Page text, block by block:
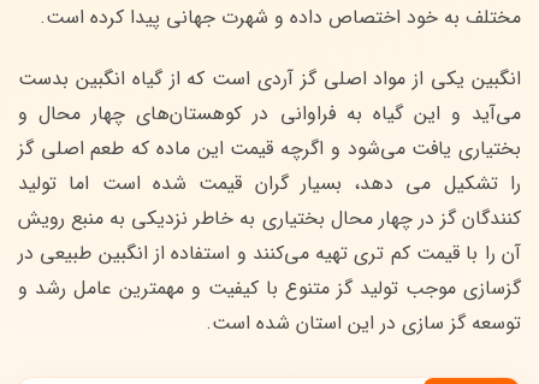
مختلف به خود اختصاص داده و شهرت جهانی پیدا کرده است.
انگبین یکی از مواد اصلی گز آردی است که از گیاه انگبین بدست
می‌آید و این گیاه به فراوانی در کوهستان‌های چهار محال و
بختیاری یافت می‌شود و اگرچه قیمت این ماده که طعم اصلی گز
را تشکیل می دهد، بسیار گران قیمت شده است اما تولید
کنندگان گز در چهار محال بختیاری به خاطر نزدیکی به منبع رویش
آن را با قیمت کم تری تهیه می‌کنند و استفاده از انگبین طبیعی در
گزسازی موجب تولید گز متنوع با کیفیت و مهمترین عامل رشد و
توسعه گز سازی در این استان شده است.